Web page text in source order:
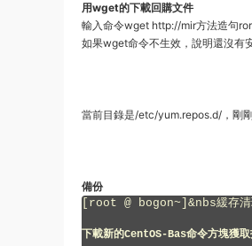
用wget的下載回購文件
輸入命令wget http://mir方法造句
如果wget命令不生效，說明還沒有
當前目錄是/etc/yum.repos.d/，剛
備份
[root @ bogon~]&nbs緩存
下載新的CentOS-Bas命令方塊獲